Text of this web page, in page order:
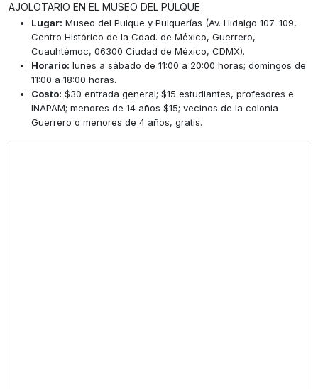
AJOLOTARIO EN EL MUSEO DEL PULQUE
Lugar: Museo del Pulque y Pulquerías (Av. Hidalgo 107-109,
Centro Histórico de la Cdad. de México, Guerrero,
Cuauhtémoc, 06300 Ciudad de México, CDMX).
Horario: lunes a sábado de 11:00 a 20:00 horas; domingos de
11:00 a 18:00 horas.
Costo: $30 entrada general; $15 estudiantes, profesores e
INAPAM; menores de 14 años $15; vecinos de la colonia
Guerrero o menores de 4 años, gratis.